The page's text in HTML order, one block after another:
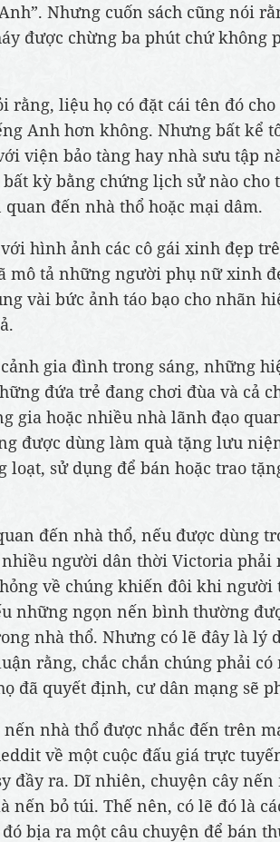
Nhưng cuốn sách cũng nói
được chừng ba phút chứ không
rằng, liệu họ có đặt cái tên đó
Anh hơn không. Nhưng bất kể
viện bảo tàng hay nhà sưu tập
kỳ bằng chứng lịch sử nào cho
đến nhà thổ hoặc mại dâm.
hình ảnh các cô gái xinh đẹp
mô tả những người phụ nữ xinh
vài bức ảnh táo bạo cho nhãn
gia đình trong sáng, những
đứa trẻ đang chơi đùa và cả
gia hoặc nhiều nhà lãnh đạo
được dùng làm quà tặng lưu
loạt, sử dụng để bán hoặc trao
đến nhà thổ, nếu được dùng
người dân thời Victoria phải
về chúng khiến đôi khi người
những ngọn nến bình thường
nhà thổ. Nhưng có lẽ đây là lý
rằng, chắc chắn chúng phải
đã quyết định, cư dân mạng sẽ
nhà thổ được nhắc đến trên
về một cuộc đấu giá trực
đầy ra. Dĩ nhiên, chuyện cây nến
nến bỏ túi. Thế nên, có lẽ đó là
bịa ra một câu chuyện để bán